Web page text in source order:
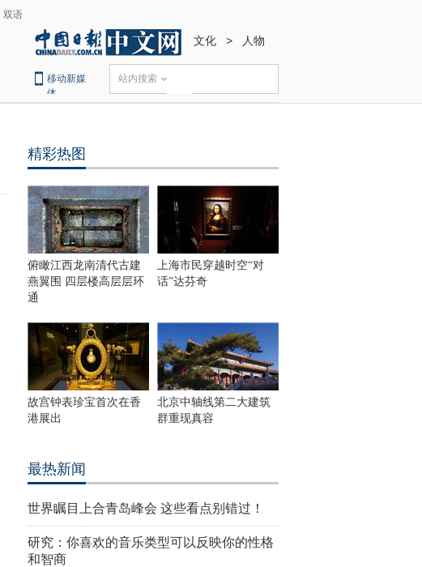
双语
文化 > 人物
移动新媒
体
站内搜索
精彩热图
俯瞰江西龙南清代古建
燕翼围 四层楼高层层环
通
上海市民穿越时空“对
话”达芬奇
故宫钟表珍宝首次在香
港展出
北京中轴线第二大建筑
群重现真容
最热新闻
世界瞩目上合青岛峰会 这些看点别错过！
研究：你喜欢的音乐类型可以反映你的性格
和智商